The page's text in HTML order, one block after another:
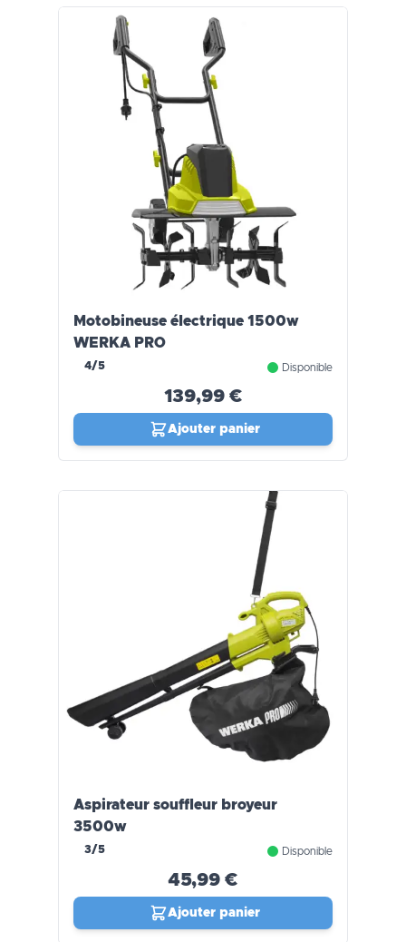
Motobineuse électrique 1500w
WERKA PRO
4/5 Disponible
139,99 €
Ajouter panier
Aspirateur souffleur broyeur
3500w
3/5 Disponible
45,99 €
Ajouter panier